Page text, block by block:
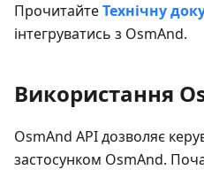
ПрочитайтеТехнічну
інтегруватись з OsmAnd.
Використання
OsmAnd API дозволяє
застосунком OsmAnd.